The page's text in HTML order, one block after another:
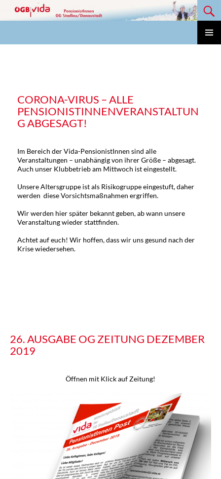
Inhalt
CORONA-VIRUS – ALLE
PENSIONISTINNENVERANSTALTUN
G ABGESAGT!
Im Bereich der Vida-PensionistInnen sind alle
Veranstaltungen – unabhängig von ihrer Größe – abgesagt.
Auch unser Klubbetrieb am Mittwoch ist eingestellt.
Unsere Altersgruppe ist als Risikogruppe eingestuft, daher
werden diese Vorsichtsmaßnahmen ergriffen.
Wir werden hier später bekannt geben, ab wann unsere
Veranstaltung wieder stattfinden.
Achtet auf euch! Wir hoffen, dass wir uns gesund nach der
Krise wiedersehen.
26. AUSGABE OG ZEITUNG DEZEMBER
2019
Öffnen mit Klick auf Zeitung!